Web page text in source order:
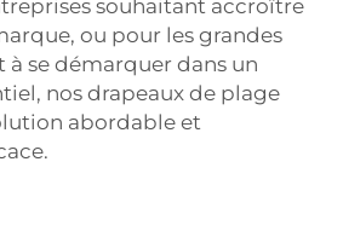
souhaitant accroître
ou pour les grandes
à se démarquer dans un
nos drapeaux de plage
abordable et